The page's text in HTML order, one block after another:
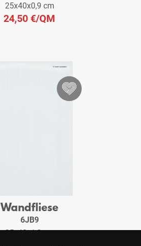
25x40x0,9 cm
24,50 €/QM
Wandfliese
6JB9
25x40x1,0 cm